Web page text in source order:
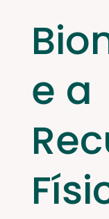
e a